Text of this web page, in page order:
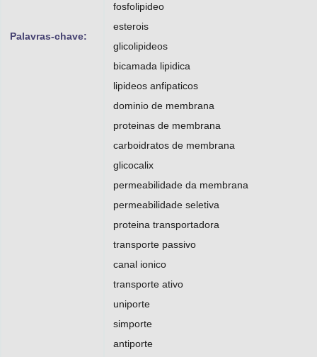
Palavras-chave:
fosfolipideo
esterois
glicolipideos
bicamada lipidica
lipideos anfipaticos
dominio de membrana
proteinas de membrana
carboidratos de membrana
glicocalix
permeabilidade da membrana
permeabilidade seletiva
proteina transportadora
transporte passivo
canal ionico
transporte ativo
uniporte
simporte
antiporte